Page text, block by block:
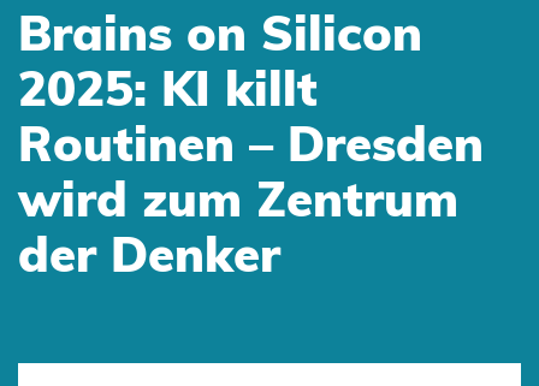
Brains on Silicon
2025: KI killt
Routinen – Dresden
wird zum Zentrum
der Denker